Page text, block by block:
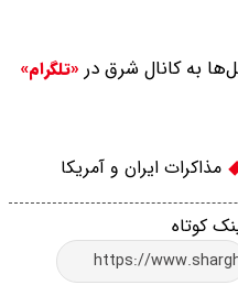
به کانال شرق در «تلگرام»
مذاکرات ایران و آمریکا
کوتاه